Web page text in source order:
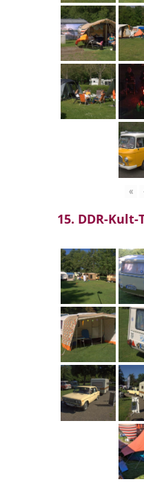
«
15. DDR-